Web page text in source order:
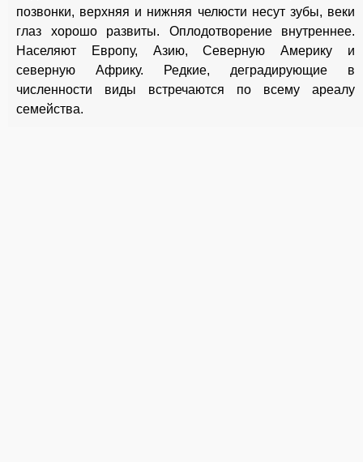
позвонки, верхняя и нижняя челюсти несут зубы, веки
глаз хорошо развиты. Оплодотворение внутреннее.
Населяют Европу, Азию, Северную Америку и
северную Африку. Редкие, деградирующие в
численности виды встречаются по всему ареалу
семейства.